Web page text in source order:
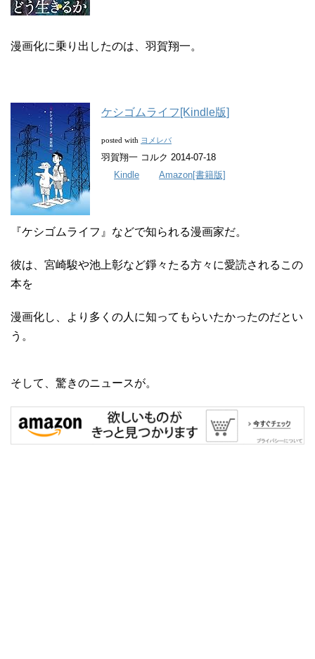
漫画化に乗り出したのは、羽賀翔一。
ケシゴムライフ[Kindle版]
posted with ヨメレバ
羽賀翔一 コルク 2014-07-18
Kindle
Amazon[書籍版]
『ケシゴムライフ』などで知られる漫画家だ。
彼は、宮崎駿や池上彰など錚々たる方々に愛読されるこの
本を
漫画化し、より多くの人に知ってもらいたかったのだとい
う。
そして、驚きのニュースが。